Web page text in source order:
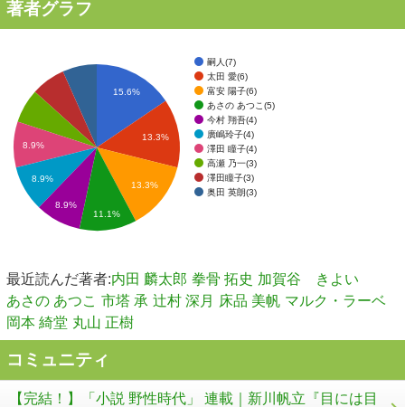
著者グラフ
嗣人(7)
太田 愛(6)
富安 陽子(6)
あさの あつこ(5)
今村 翔吾(4)
廣嶋玲子(4)
澤田 瞳子(4)
高瀬 乃一(3)
澤田瞳子(3)
奥田 英朗(3)
15.6%
13.3%
13.3%
8.9%
8.9%
8.9%
11.1%
最近読んだ著者:内田 麟太郎 拳骨 拓史 加賀谷 きよい
あさの あつこ 市塔 承 辻村 深月 床品 美帆 マルク・ラーベ
岡本 綺堂 丸山 正樹
コミュニティ
【完結！】「小説 野性時代」 連載｜新川帆立『目には目